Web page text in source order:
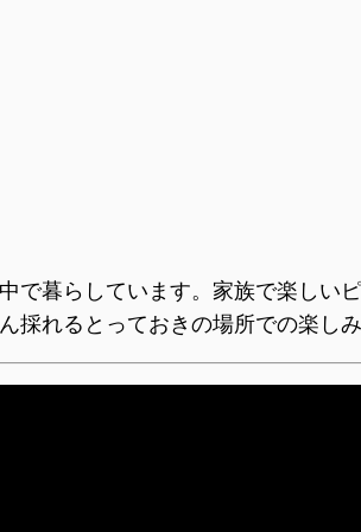
で暮らしています。家族で楽しい
採れるとっておきの場所での楽し